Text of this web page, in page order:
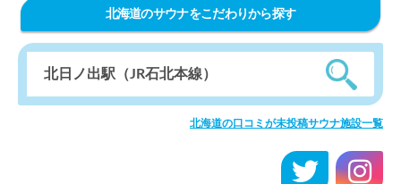
北海道のサウナをこだわりから探す
北海道の口コミが未投稿サウナ施設一覧